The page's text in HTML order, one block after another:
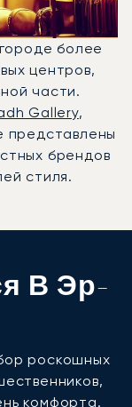
более
центров,
части.
Gallery,
представлены
брендов
стиля.
В Эр-
роскошных
комфорта.